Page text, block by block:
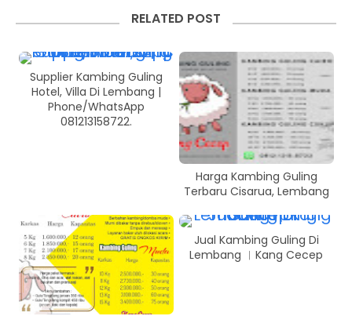
RELATED POST
Supplier Kambing Guling
Hotel, Villa Di Lembang |
Phone/WhatsApp
081213158722.
Harga Kambing Guling
Terbaru Cisarua, Lembang
Jual Kambing Guling Di
Lembang ︱Kang Cecep